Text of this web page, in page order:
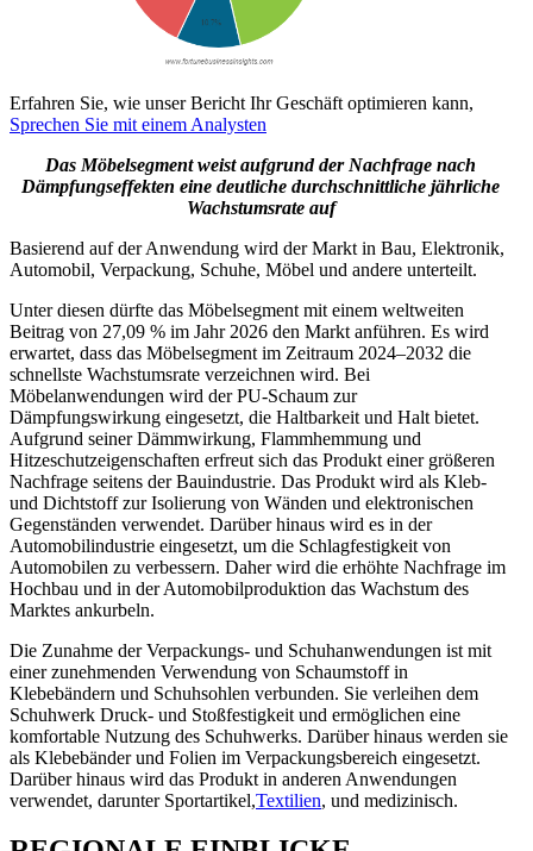
Erfahren Sie, wie unser Bericht Ihr Geschäft optimieren kann,
Sprechen Sie mit einem Analysten
Das Möbelsegment weist aufgrund der Nachfrage nach
Dämpfungseffekten eine deutliche durchschnittliche jährliche
Wachstumsrate auf
Basierend auf der Anwendung wird der Markt in Bau, Elektronik,
Automobil, Verpackung, Schuhe, Möbel und andere unterteilt.
Unter diesen dürfte das Möbelsegment mit einem weltweiten
Beitrag von 27,09 % im Jahr 2026 den Markt anführen. Es wird
erwartet, dass das Möbelsegment im Zeitraum 2024–2032 die
schnellste Wachstumsrate verzeichnen wird. Bei
Möbelanwendungen wird der PU-Schaum zur
Dämpfungswirkung eingesetzt, die Haltbarkeit und Halt bietet.
Aufgrund seiner Dämmwirkung, Flammhemmung und
Hitzeschutzeigenschaften erfreut sich das Produkt einer größeren
Nachfrage seitens der Bauindustrie. Das Produkt wird als Kleb-
und Dichtstoff zur Isolierung von Wänden und elektronischen
Gegenständen verwendet. Darüber hinaus wird es in der
Automobilindustrie eingesetzt, um die Schlagfestigkeit von
Automobilen zu verbessern. Daher wird die erhöhte Nachfrage im
Hochbau und in der Automobilproduktion das Wachstum des
Marktes ankurbeln.
Die Zunahme der Verpackungs- und Schuhanwendungen ist mit
einer zunehmenden Verwendung von Schaumstoff in
Klebebändern und Schuhsohlen verbunden. Sie verleihen dem
Schuhwerk Druck- und Stoßfestigkeit und ermöglichen eine
komfortable Nutzung des Schuhwerks. Darüber hinaus werden sie
als Klebebänder und Folien im Verpackungsbereich eingesetzt.
Darüber hinaus wird das Produkt in anderen Anwendungen
verwendet, darunter Sportartikel,Textilien, und medizinisch.